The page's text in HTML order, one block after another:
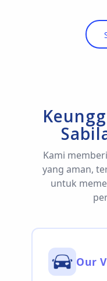
Kami
yang aman,
untuk
Our